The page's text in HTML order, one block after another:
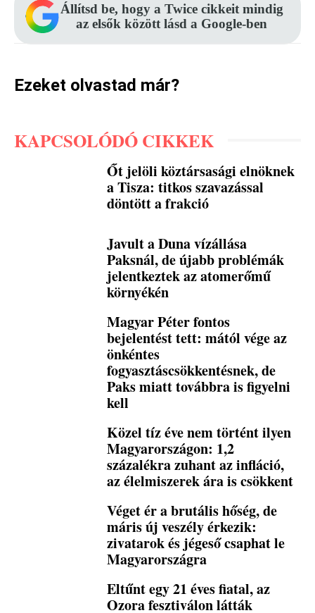
Állítsd be, hogy a Twice cikkeit mindig
az elsők között lásd a Google-ben
Ezeket olvastad már?
KAPCSOLÓDÓ CIKKEK
Őt jelöli köztársasági elnöknek
a Tisza: titkos szavazással
döntött a frakció
Javult a Duna vízállása
Paksnál, de újabb problémák
jelentkeztek az atomerőmű
környékén
Magyar Péter fontos
bejelentést tett: mától vége az
önkéntes
fogyasztáscsökkentésnek, de
Paks miatt továbbra is figyelni
kell
Közel tíz éve nem történt ilyen
Magyarországon: 1,2
százalékra zuhant az infláció,
az élelmiszerek ára is csökkent
Véget ér a brutális hőség, de
máris új veszély érkezik:
zivatarok és jégeső csaphat le
Magyarországra
Eltűnt egy 21 éves fiatal, az
Ozora fesztiválon látták